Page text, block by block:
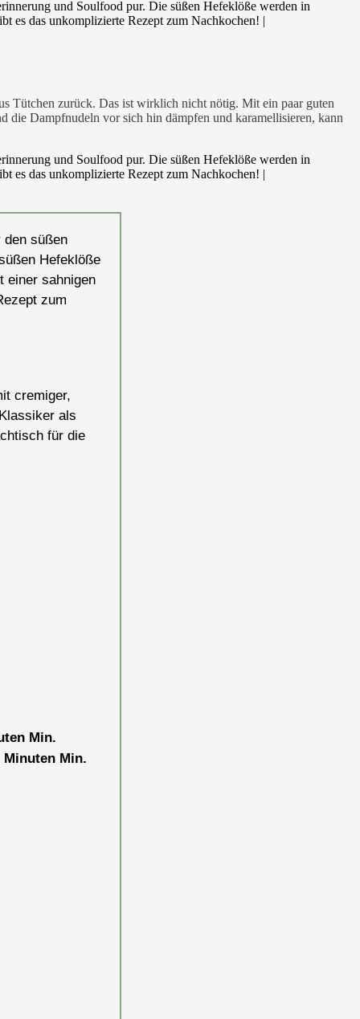
Tütchen zurück. Das ist wirklich nicht nötig. Mit ein paar guten
die Dampfnudeln vor sich hin dämpfen und karamellisieren, kann
cremiger,
als
für die
Min.
Minuten Min.